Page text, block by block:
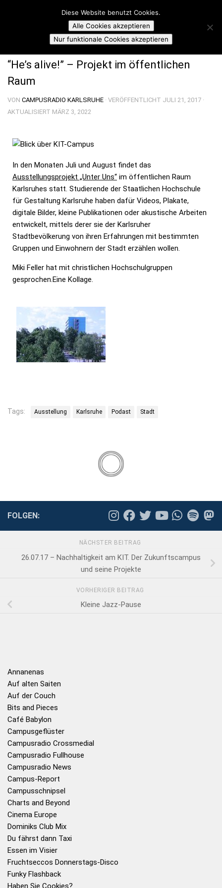
Skip to content
Campusradio Karlsruhe
CAMPUSSCHNIPSEL
“He’s alive!” – Projekt im öffentlichen
Raum
VON CAMPUSRADIO KARLSRUHE · VERÖFFENTLICHT JULI 21, 2017 ·
AKTUALISIERT MÄRZ 3, 2022
In den Monaten Juli und August findet das
Ausstellungsprojekt „Unter Uns“ im öffentlichen Raum
Karlsruhes statt. Studierende der Staatlichen Hochschule
für Gestaltung Karlsruhe haben dafür Videos, Plakate,
digitale Bilder, kleine Publikationen oder akustische Arbeiten
entwickelt, mittels derer sie der Karlsruher
Stadtbevölkerung von ihren Erfahrungen mit bestimmten
Gruppen und Einwohnern der Stadt erzählen wollen.
Miki Feller hat mit christlichen Hochschulgruppen
gesprochen.Eine Kollage.
Tags: Ausstellung Karlsruhe Podast Stadt
FOLGEN:
NÄCHSTER BEITRAG
26.07.17 – Nachhaltigkeit am KIT. Der Zukunftscampus
und seine Projekte
VORHERIGER BEITRAG
Kleine Jazz-Pause
Annanenas
Auf alten Saiten
Auf der Couch
Bits and Pieces
Café Babylon
Campusgeflüster
Campusradio Crossmedial
Campusradio Fullhouse
Campusradio News
Campus-Report
Campusschnipsel
Charts and Beyond
Cinema Europe
Dominiks Club Mix
Du fährst dann Taxi
Essen im Visier
Fruchtseccos Donnerstags-Disco
Funky Flashback
Haben Sie Cookies?
Diese Website benutzt Cookies.
Alle Cookies akzeptieren
Nur funktionale Cookies akzeptieren